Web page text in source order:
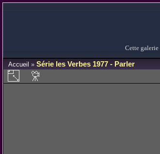
Cette
Accueil » Série les Verbes 1977 - Parler